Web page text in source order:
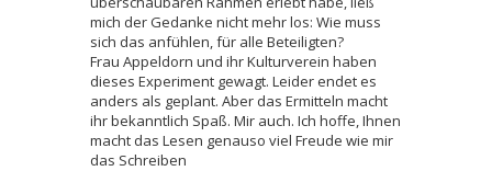
mich der Gedanke nicht mehr los: Wie muss
sich das anfühlen, für alle Beteiligten?
Frau Appeldorn und ihr Kulturverein haben
dieses Experiment gewagt. Leider endet es
anders als geplant. Aber das Ermitteln macht
ihr bekanntlich Spaß. Mir auch. Ich hoffe, Ihnen
macht das Lesen genauso viel Freude wie mir
das Schreiben